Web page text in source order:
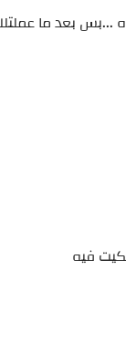
...بس بعد ما
فيه